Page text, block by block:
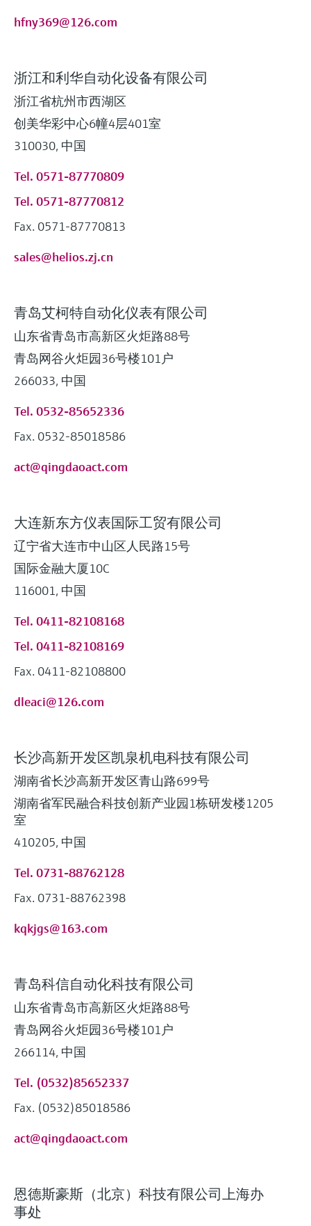
hfny369@126.com
浙江和利华自动化设备有限公司
浙江省杭州市西湖区
创美华彩中心6幢4层401室
310030, 中国
Tel. 0571-87770809
Tel. 0571-87770812
Fax. 0571-87770813
sales@helios.zj.cn
青岛艾柯特自动化仪表有限公司
山东省青岛市高新区火炬路88号
青岛网谷火炬园36号楼101户
266033, 中国
Tel. 0532-85652336
Fax. 0532-85018586
act@qingdaoact.com
大连新东方仪表国际工贸有限公司
辽宁省大连市中山区人民路15号
国际金融大厦10C
116001, 中国
Tel. 0411-82108168
Tel. 0411-82108169
Fax. 0411-82108800
dleaci@126.com
长沙高新开发区凯泉机电科技有限公司
湖南省长沙高新开发区青山路699号
湖南省军民融合科技创新产业园1栋研发楼1205
室
410205, 中国
Tel. 0731-88762128
Fax. 0731-88762398
kqkjgs@163.com
青岛科信自动化科技有限公司
山东省青岛市高新区火炬路88号
青岛网谷火炬园36号楼101户
266114, 中国
Tel. (0532)85652337
Fax. (0532)85018586
act@qingdaoact.com
恩德斯豪斯（北京）科技有限公司上海办
事处